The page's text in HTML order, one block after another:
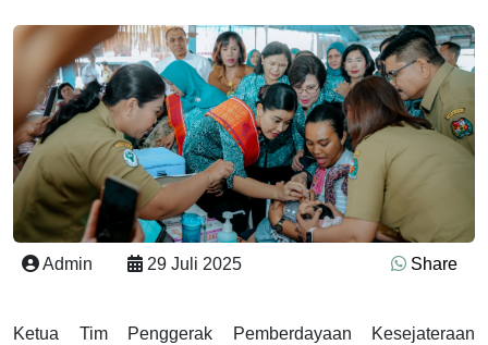
Admin 29 Juli 2025 Share
Ketua Tim Penggerak Pemberdayaan Kesejateraan